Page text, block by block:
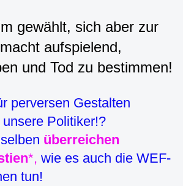
gewählt, sich aber zur
aufspielend,
und Tod zu bestimmen!
perversen Gestalten
Politiker!?
überreichen
*, wie es auch die WEF-
tun!